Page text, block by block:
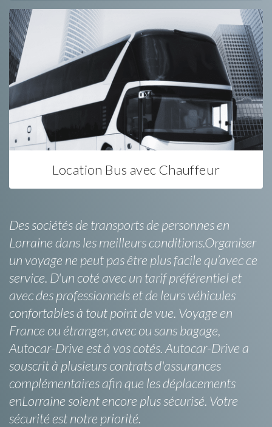
Location Bus avec Chauffeur
Des sociétés de transports de personnes en
Lorraine dans les meilleurs conditions.Organiser
un voyage ne peut pas être plus facile qu’avec ce
service. D'un coté avec un tarif préférentiel et
avec des professionnels et de leurs véhicules
confortables à tout point de vue. Voyage en
France ou étranger, avec ou sans bagage,
Autocar-Drive est à vos cotés. Autocar-Drive a
souscrit à plusieurs contrats d'assurances
complémentaires afin que les déplacements
enLorraine soient encore plus sécurisé. Votre
sécurité est notre priorité.